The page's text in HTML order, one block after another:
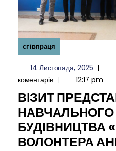
співпраця
14 Листопада, 202514|
коментарів | 12:17 pm
ВІЗИТ
НАВЧАЛЬНОГО
БУДІВНИЦТВА
ВОЛОНТЕРА